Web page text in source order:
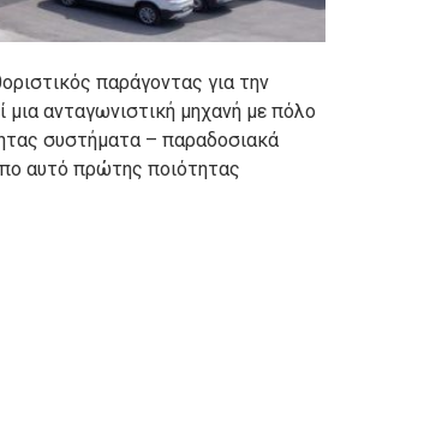
παράγοντας για την
ανταγωνιστική μηχανή με πόλο
συστήματα – παραδοσιακά
αυτό πρώτης ποιότητας